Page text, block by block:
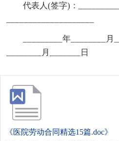
代表人(签字)：
_________年________
________月_______日
《医院劳动合同精选15篇.doc》